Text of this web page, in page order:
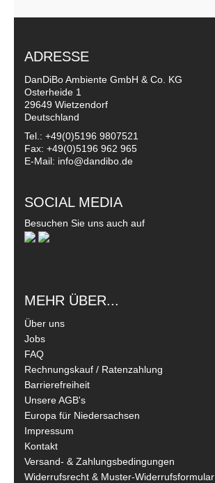
ADRESSE
DanDiBo Ambiente GmbH & Co. KG
Osterheide 1
29649 Wietzendorf
Deutschland
Tel.: +49(0)5196 9807521
Fax: +49(0)5196 962 965
E-Mail: info@dandibo.de
SOCIAL MEDIA
Besuchen Sie uns auch auf
MEHR ÜBER...
Über uns
Jobs
FAQ
Rechnungskauf / Ratenzahlung
Barrierefreiheit
Unsere AGB's
Europa für Niedersachsen
Impressum
Kontakt
Versand- & Zahlungsbedingungen
Widerrufsrecht & Muster-Widerrufsformular